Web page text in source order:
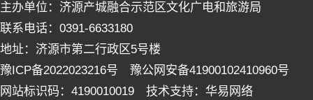
主办单位：济源产城融合示范区文化广电和旅游局
联系电话：0391-6633180
地址：济源市第二行政区5号楼
豫ICP备2022023216号 豫公网安备41900102410960号
网站标识码：4190010019 技术支持：华易网络